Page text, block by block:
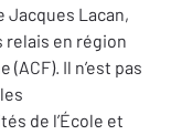
Lacan,
relais en région
Il n’est pas
de l’École et